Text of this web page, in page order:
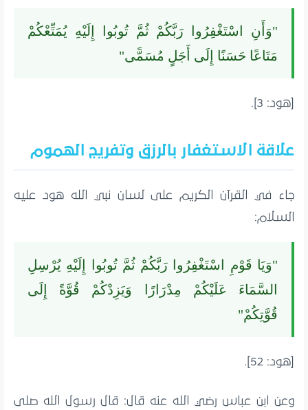
"وَأَنِ اسْتَغْفِرُوا رَبَّكُمْ ثُمَّ تُوبُوا إِلَيْهِ يُمَتِّعْكُمْ
مَتَاعًا حَسَنًا إِلَى أَجَلٍ مُسَمًّى"
[هود: 3].
علاقة الاستغفار بالرزق وتفريج الهموم
جاء في القرآن الكريم على لسان نبي الله هود عليه
السلام:
"وَيَا قَوْمِ اسْتَغْفِرُوا رَبَّكُمْ ثُمَّ تُوبُوا إِلَيْهِ يُرْسِلِ
السَّمَاءَ عَلَيْكُمْ مِدْرَارًا وَيَزِدْكُمْ قُوَّةً إِلَى
قُوَّتِكُمْ"
[هود: 52].
وعن ابن عباس رضي الله عنه قال: قال رسول الله صلى